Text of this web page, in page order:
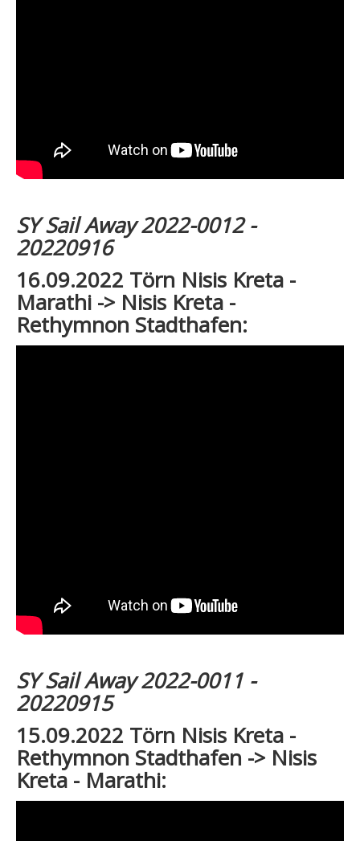
SY Sail Away 2022-0012 -
20220916
16.09.2022 Törn Nisis Kreta -
Marathi -> Nisis Kreta -
Rethymnon Stadthafen:
SY Sail Away 2022-0011 -
20220915
15.09.2022 Törn Nisis Kreta -
Rethymnon Stadthafen -> Nisis
Kreta - Marathi: